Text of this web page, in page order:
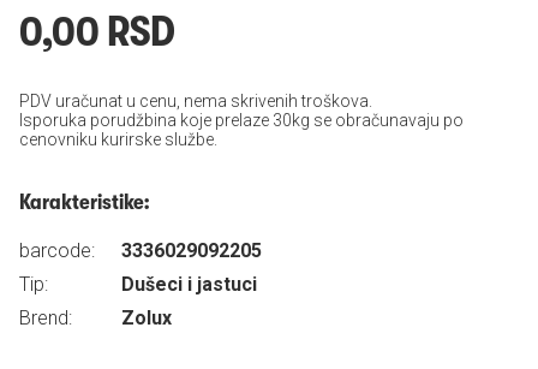
0,00 RSD
PDV uračunat u cenu, nema skrivenih troškova.
Isporuka porudžbina koje prelaze 30kg se obračunavaju po
cenovniku kurirske službe.
Karakteristike:
barcode:
3336029092205
Tip:
Dušeci i jastuci
Brend:
Zolux